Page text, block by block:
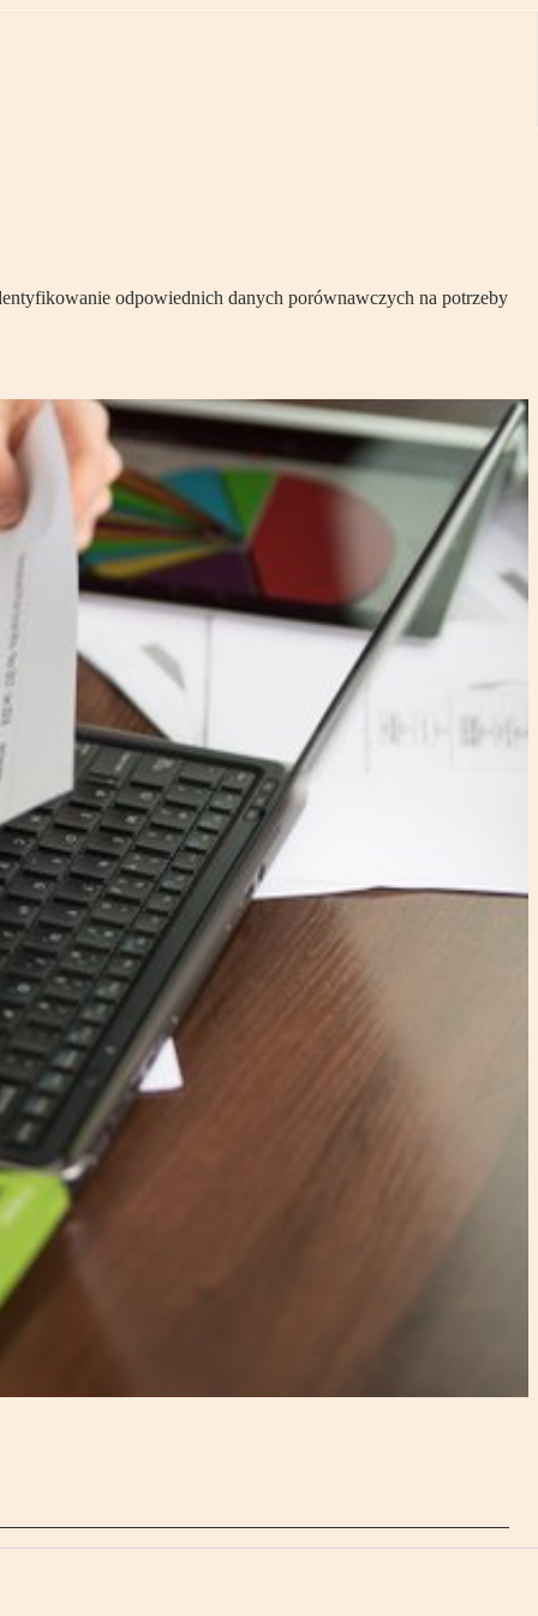
odpowiednich danych porównawczych na potrzeby